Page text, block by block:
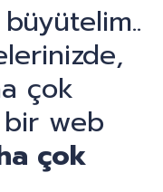
çok
web
çok